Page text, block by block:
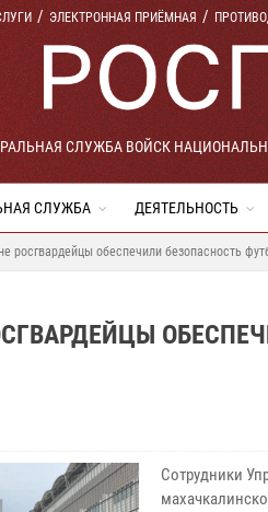
ЭЛЕКТРОННАЯ ПРИЁМНАЯ
СЛУЖБА ВОЙСК
СЛУЖБА ДЕЯТЕЛЬНОСТЬ
росгвардейцы обеспечили безопасность
Сотрудники